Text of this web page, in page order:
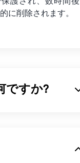
に削除されます。
ですか?
縮された画像ファ